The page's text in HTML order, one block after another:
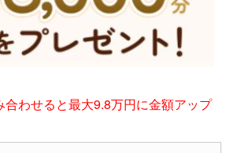
合わせると最大9.8万円に金額アップ